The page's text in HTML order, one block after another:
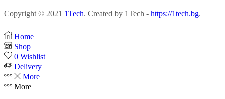
Copyright © 2021 1Tech. Created by 1Tech - https://1tech.bg.
Home
Shop
0 Wishlist
Delivery
More
More